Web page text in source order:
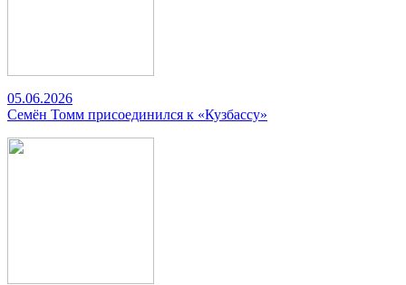
05.06.2026
Семён Томм присоединился к «Кузбассу»